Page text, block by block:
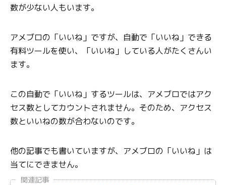
数が少ない人もいます。
アメブロの「いいね」ですが、自動で「いいね」できる
有料ツールを使い、「いいね」している人がたくさんい
ます。
この自動で「いいね」するツールは、アメブロではアク
セス数としてカウントされません。そのため、アクセス
数といいねの数が合わないのです。
他の記事でも書いていますが、アメブロの「いいね」は
当てにできません。
関連記事